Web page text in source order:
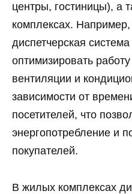
центры, гостиницы), а
комплексах.
диспетчерская
оптимизировать
вентиляции и
зависимости от
посетителей, что
энергопотребление и
покупателей.
В жилых комплексах